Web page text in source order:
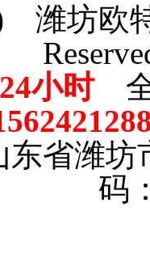
潍坊欧
小时全
东省潍
码